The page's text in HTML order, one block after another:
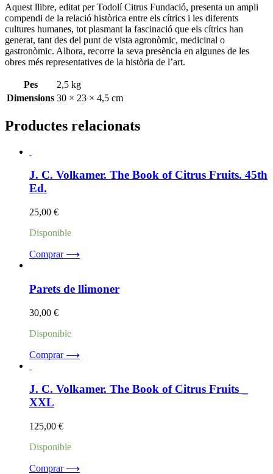
de
la
història
i
de
l'art
Aquest llibre, editat per Todolí Citrus Fundació, presenta un ampli
compendi de la relació històrica entre els cítrics i les diferents
cultures humanes, tot plasmant la fascinació que els cítrics han
generat, tant des del punt de vista agronòmic, medicinal o
gastronòmic. Alhora, recorre la seva presència en algunes de les
obres més representatives de la història de l’art.
Pes
2,5 kg
Dimensions 30 × 23 × 4,5 cm
Productes relacionats
J. C. Volkamer. The Book of Citrus Fruits. 45th
Ed.
25,00 €
Disponible
Comprar ⟶
Parets de llimoner
30,00 €
Disponible
Comprar ⟶
J. C. Volkamer. The Book of Citrus Fruits _
XXL
125,00 €
Disponible
Comprar ⟶